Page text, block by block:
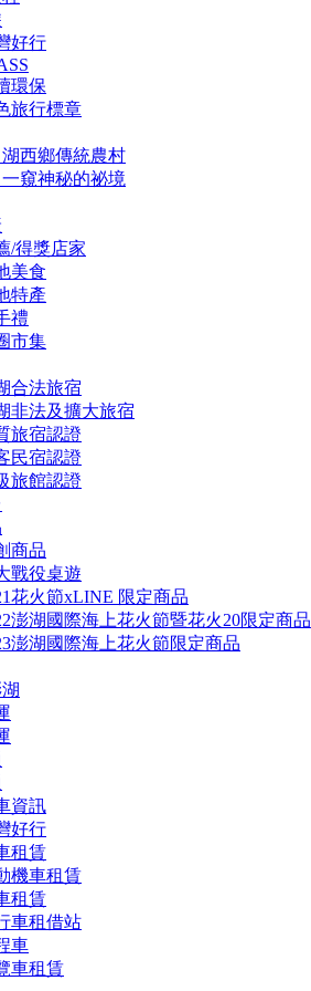
好行
環保
旅行標章
西鄉傳統農村
窺神秘的祕境
/得獎店家
美食
特產
禮
市集
合法旅宿
非法及擴大旅宿
旅宿認證
民宿認證
旅館認證
商品
戰役桌遊
花火節xLINE 限定商品
澎湖國際海上花火節暨花火20限定商品
澎湖國際海上花火節限定商品
資訊
好行
租賃
機車租賃
租賃
車租借站
車
車租賃